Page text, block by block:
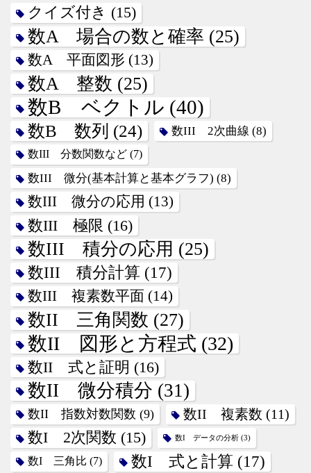
クイズ付き (15)
数A 場合の数と確率 (25)
数A 平面図形 (13)
数A 整数 (25)
数B ベクトル (40)
数B 数列 (24) 数III 2次曲線 (8)
数III 分数関数など (7)
数III 微分(基本計算と基本グラフ) (8)
数III 微分の応用 (13)
数III 極限 (16)
数III 積分の応用 (25)
数III 積分計算 (17)
数III 複素数平面 (14)
数II 三角関数 (27)
数II 図形と方程式 (32)
数II 式と証明 (16)
数II 微分積分 (31)
数II 指数対数関数 (9) 数II 複素数 (11)
数I 2次関数 (15) 数I データの分析 (3)
数I 三角比 (7) 数I 式と計算 (17)